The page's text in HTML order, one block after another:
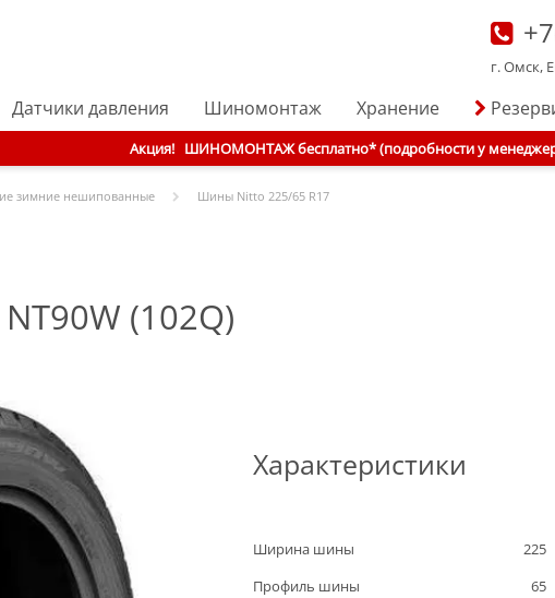
г. Омск,
Датчики давления Шиномонтаж Хранение
Акция! ШИНОМОНТАЖ бесплатно* (подробности у
зимние нешипованные Шины Nitto 225/65 R17
(102Q)
Характеристики
Ширина шины
225
Профиль шины
65